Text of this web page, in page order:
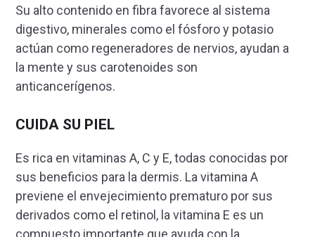
Su alto contenido en fibra favorece al sistema
digestivo, minerales como el fósforo y potasio
actúan como regeneradores de nervios, ayudan a
la mente y sus carotenoides son
anticancerígenos.
CUIDA SU PIEL
Es rica en vitaminas A, C y E, todas conocidas por
sus beneficios para la dermis. La vitamina A
previene el envejecimiento prematuro por sus
derivados como el retinol, la vitamina E es un